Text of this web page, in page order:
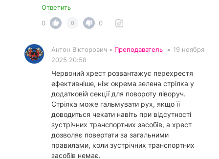
Ответить
0
0 0
Антон Вікторович • Преподаватель • 19 ноября
2025 20:58
Червоний хрест розвантажує перехрестя
ефективніше, ніж окрема зелена стрілка у
додатковій секції для повороту ліворуч.
Стрілка може гальмувати рух, якщо її
доводиться чекати навіть при відсутності
зустрічних транспортних засобів, а хрест
дозволяє повертати за загальними
правилами, коли зустрічних транспортних
засобів немає.